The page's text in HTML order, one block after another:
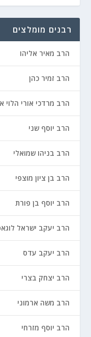
רבנים מומלצים
הרב מאיר אליהו
הרב זמיר כהן
הרב מרדכי אורי הלוי
הרב יוסף שני
הרב בניהו שמואלי
הרב בן ציון מוצפי
הרב יוסף בן פורת
הרב יעקב ישראל
הרב יעקב עדס
הרב יצחק בצרי
הרב משה ארמוני
הרב יוסף מזרחי